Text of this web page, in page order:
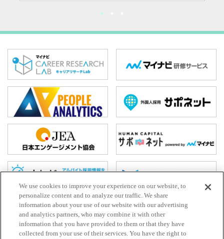
ホーム
お問い合わせ
We use cookies to improve your experience on our website, to
personalize content and to analyze our traffic. We share
information about your use of our website with our advertising
and analytics partners, who may combine it with other
information that you have provided to them or that they have
collected from your use of their services. You have the right to